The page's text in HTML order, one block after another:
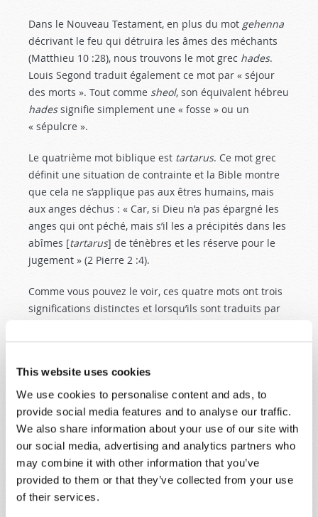
This website uses cookies
We use cookies to personalise content and ads, to
provide social media features and to analyse our traffic.
We also share information about your use of our site with
our social media, advertising and analytics partners who
may combine it with other information that you’ve
provided to them or that they’ve collected from your use
of their services.
Dans le Nouveau Testament, en plus du mot gehenna
décrivant le feu qui détruira les âmes des méchants
(Matthieu 10 :28), nous trouvons le mot grec hades.
Louis Segond traduit également ce mot par « séjour
des morts ». Tout comme sheol, son équivalent hébreu
hadessignifie simplement une « fosse » ou un
« sépulcre ».
Le quatrième mot biblique est tartarus. Ce mot grec
définit une situation de contrainte et la Bible montre
que cela ne s’applique pas aux êtres humains, mais
aux anges déchus : « Car, si Dieu n’a pas épargné les
anges qui ont péché, mais s’il les a précipités dans les
abîmes [tartarus] de ténèbres et les réserve pour le
jugement » (2 Pierre 2 :4).
Comme vous pouvez le voir, ces quatre mots ont trois
significations distinctes et lorsqu’ils sont traduits par
de la Bible), ils ne reflètent pas précisément les textes
vous devriez lui demander de clarifier sa pensée :
« Mais de quel “enfer” parlez-vous ? »
Peut-être vous demandez-vous encore qui va en
enfer ? Dieu est-Il injuste ? Nous savons que le nom de
Jésus-Christ est le seul nom par lequel nous pouvons
être sauvés (Actes 4 :12). Cela signifie-t-il que ceux qui
n’ont jamais entendu le nom de Jésus-Christ pendant